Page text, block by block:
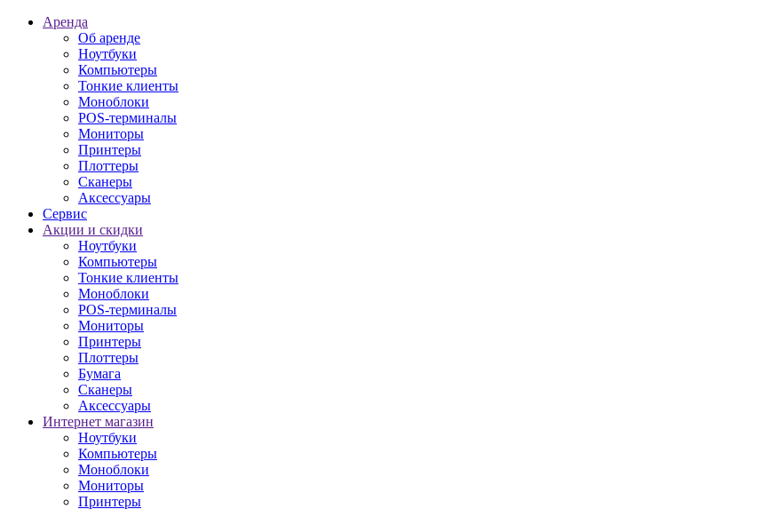
Аренда
Об аренде
Ноутбуки
Компьютеры
Тонкие клиенты
Моноблоки
POS-терминалы
Мониторы
Принтеры
Плоттеры
Сканеры
Аксессуары
Сервис
Акции и скидки
Ноутбуки
Компьютеры
Тонкие клиенты
Моноблоки
POS-терминалы
Мониторы
Принтеры
Плоттеры
Бумага
Сканеры
Аксессуары
Интернет магазин
Ноутбуки
Компьютеры
Моноблоки
Мониторы
Принтеры